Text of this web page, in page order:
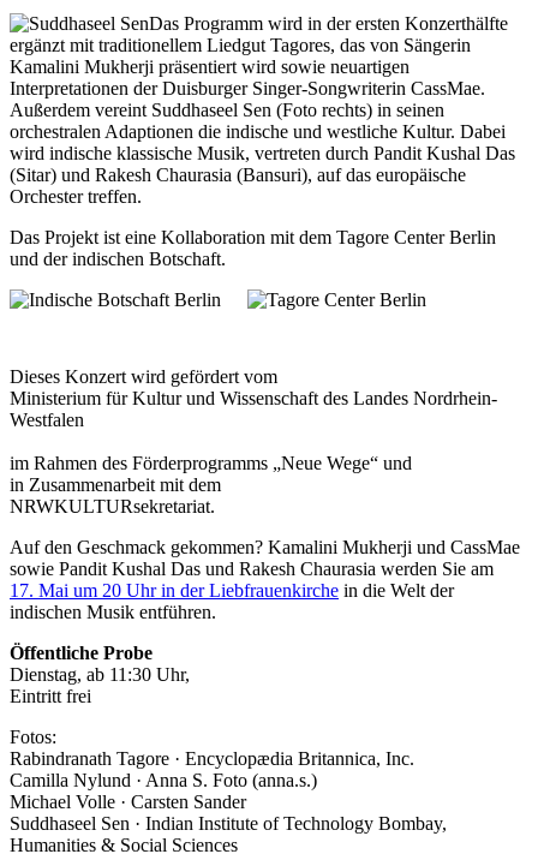
Das Programm wird in der ersten Konzerthälfte
ergänzt mit traditionellem Liedgut Tagores, das von Sängerin
Kamalini Mukherji präsentiert wird sowie neuartigen
Interpretationen der Duisburger Singer-Songwriterin CassMae.
Außerdem vereint Suddhaseel Sen (Foto rechts) in seinen
orchestralen Adaptionen die indische und westliche Kultur. Dabei
wird indische klassische Musik, vertreten durch Pandit Kushal Das
(Sitar) und Rakesh Chaurasia (Bansuri), auf das europäische
Orchester treffen.
Das Projekt ist eine Kollaboration mit dem Tagore Center Berlin
und der indischen Botschaft.
Dieses Konzert wird gefördert vom
Ministerium für Kultur und Wissenschaft des Landes Nordrhein-
Westfalen
im Rahmen des Förderprogramms „Neue Wege“ und
in Zusammenarbeit mit dem
NRWKULTURsekretariat.
Auf den Geschmack gekommen? Kamalini Mukherji und CassMae
sowie Pandit Kushal Das und Rakesh Chaurasia werden Sie am
17. Mai um 20 Uhr in der Liebfrauenkirche in die Welt der
indischen Musik entführen.
Öffentliche Probe
Dienstag, ab 11:30 Uhr,
Eintritt frei
Fotos:
Rabindranath Tagore · Encyclopædia Britannica, Inc.
Camilla Nylund · Anna S. Foto (anna.s.)
Michael Volle · Carsten Sander
Suddhaseel Sen · Indian Institute of Technology Bombay,
Humanities & Social Sciences